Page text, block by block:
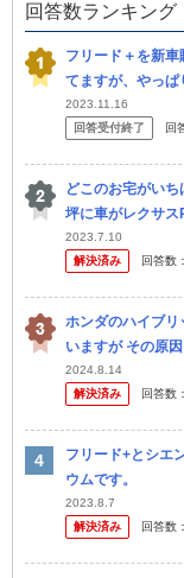
回答数ランキング
フリード＋を新
てますが、やっぱ
リン車でいいかな
いいと...
2023.11.16
回答受付終了
回
どこのお宅がい
坪に車がレクサ
フリード+軽
2023.7.10
解決済み
回答数：
ホンダのハイブリ
いますが その原
リッドシステム「
2024.8.14
解決済み
回答数：
フリード+とシエ
ウムです。
2023.8.7
解決済み
回答数：